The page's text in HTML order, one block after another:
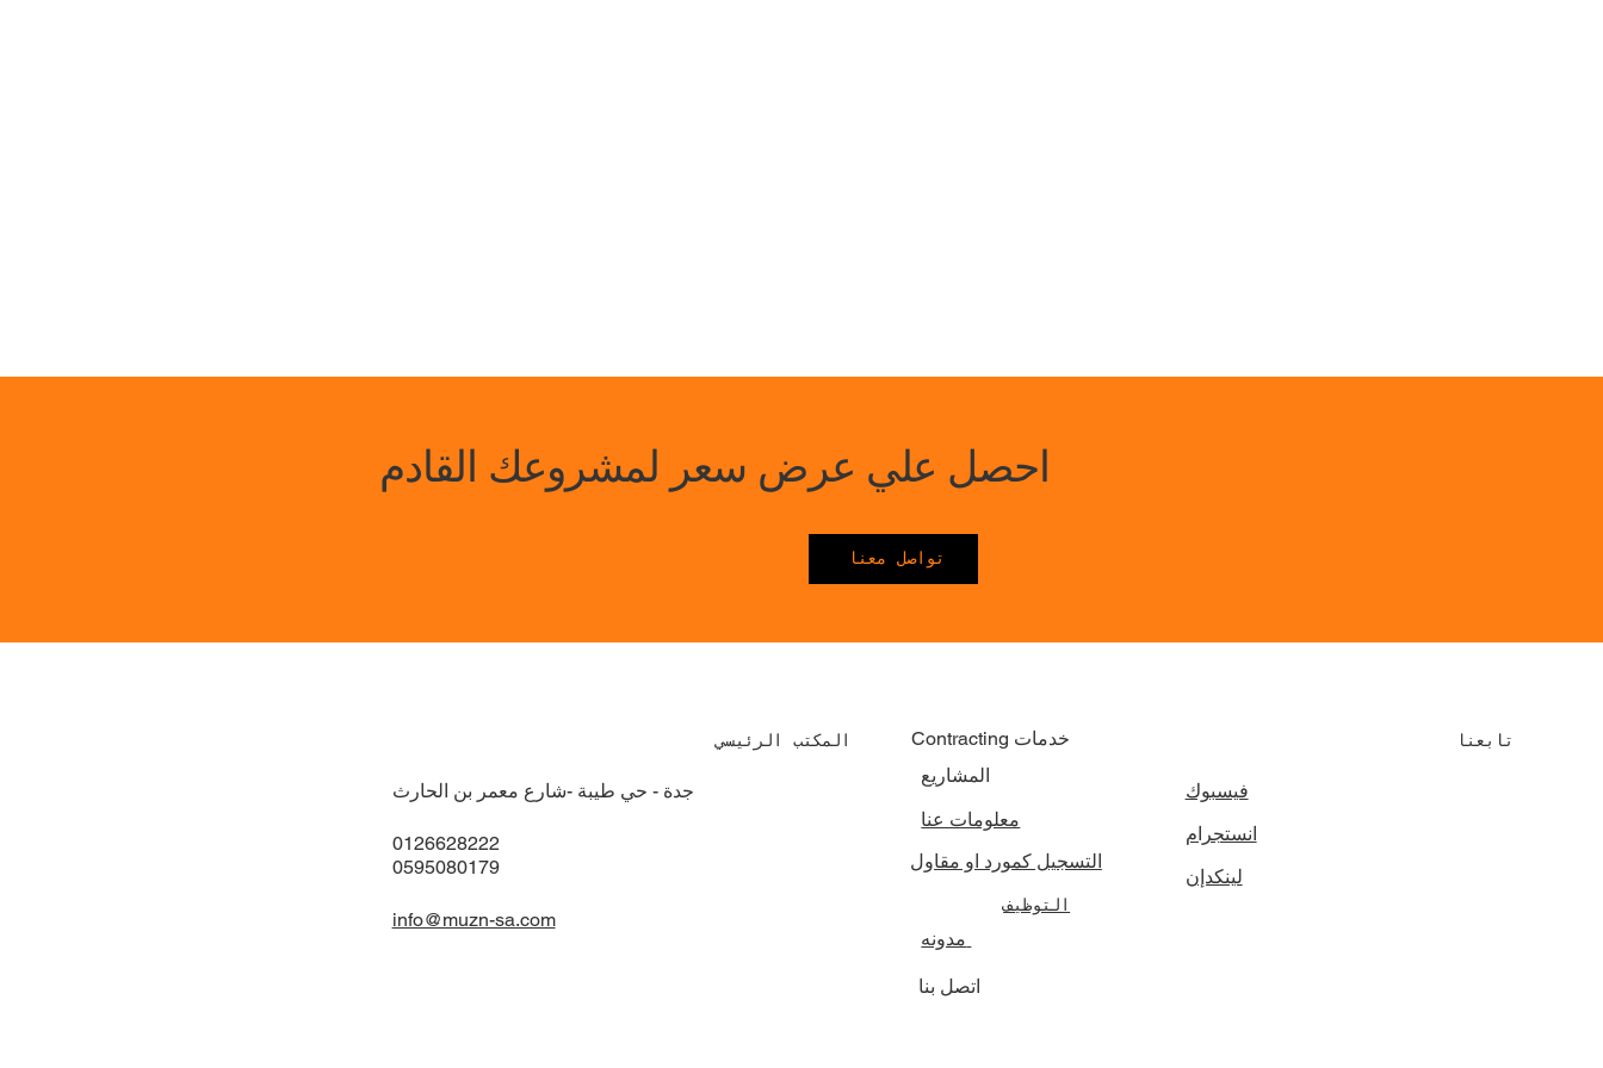
احصل علي عرض سعر لمشروعك القادم
تواصل معنا
المكتب الرئيسي
جدة - حي طيبة -شارع معمر بن الحارث
0126628222
0595080179
info@muzn-sa.com
Contracting خدمات
المشاريع
معلومات عنا
التسجيل كمورد او مقاول
التوظيف
اتصل بنا
تابعنا
فيسبوك
انستجرام
لينكدإن